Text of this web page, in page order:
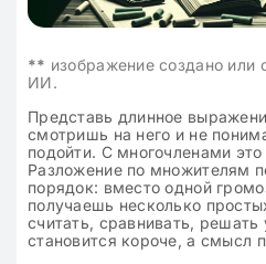
** изображение создано
ИИ.
Представь длинное
смотришь на него и не
подойти. С многочленами
Разложение по множителям
порядок: вместо одной
получаешь несколько
считать, сравнивать, решать
становится короче, а смысл